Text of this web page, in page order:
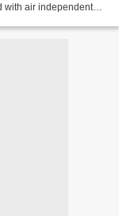
with air independent